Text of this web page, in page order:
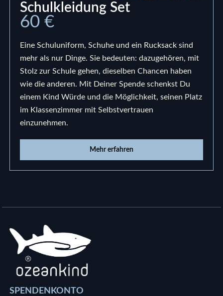
Schulkleidung Set
60 €
Eine Schuluniform, Schuhe und ein Rucksack sind
mehr als nur Dinge. Sie bedeuten: dazugehören, mit
Stolz zur Schule gehen, dieselben Chancen haben
wie die anderen. Mit Deiner Spende schenkst Du
einem Kind Würde und die Möglichkeit, seinen Platz
im Klassenzimmer mit Selbstvertrauen
einzunehmen.
Mehr erfahren
SPENDENKONTO